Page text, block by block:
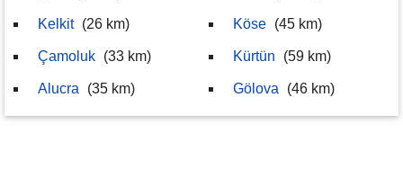
Kelkit (26 km)
Çamoluk (33 km)
Alucra (35 km)
Köse (45 km)
Kürtün (59 km)
Gölova (46 km)